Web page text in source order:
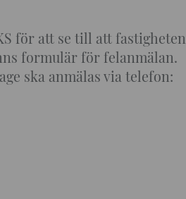
för att se till att fastigheten
formulär för felanmälan.
ska anmälas via telefon: